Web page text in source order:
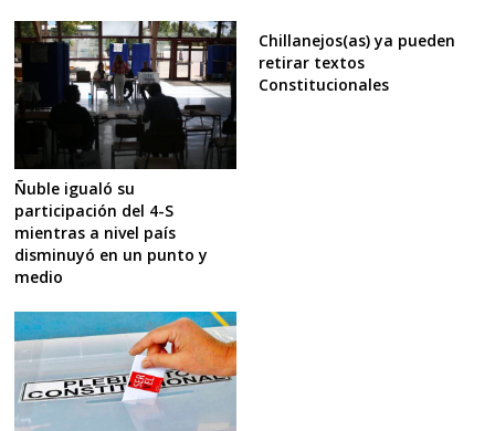
Ñuble igualó su
participación del 4-S
mientras a nivel país
disminuyó en un punto y
medio
Chillanejos(as) ya pueden
retirar textos
Constitucionales
Navegación
de
entradas